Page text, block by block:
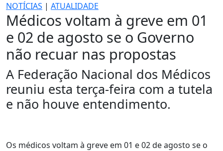
NOTÍCIAS | ATUALIDADE
Médicos voltam à greve em 01
e 02 de agosto se o Governo
não recuar nas propostas
A Federação Nacional dos Médicos
reuniu esta terça-feira com a tutela
e não houve entendimento.
Os médicos voltam à greve em 01 e 02 de agosto se o